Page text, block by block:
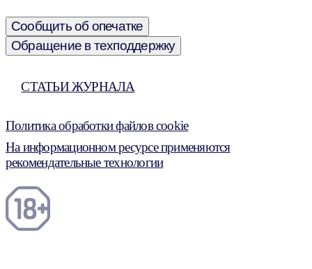
Сообщить об опечатке
Обращение в техподдержку
СТАТЬИ ЖУРНАЛА
Политика обработки файлов cookie
На информационном ресурсе применяются
рекомендательные технологии